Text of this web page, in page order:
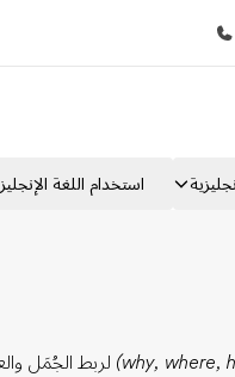
برامج
استخدام اللغة
(why, where, لربط الجُمَل